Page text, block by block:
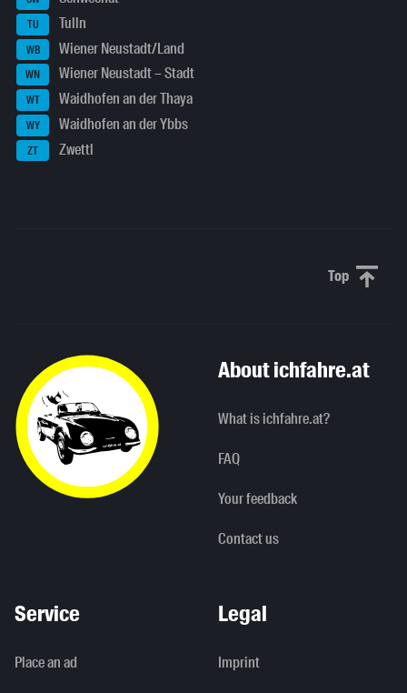
TU Tulln
WB Wiener Neustadt/Land
WN Wiener Neustadt – Stadt
WT Waidhofen an der Thaya
WY Waidhofen an der Ybbs
ZT Zwettl
Top Scroll
About ichfahre.at
What is ichfahre.at?
FAQ
Your feedback
Contact us
Service
Place an ad
Legal
Imprint